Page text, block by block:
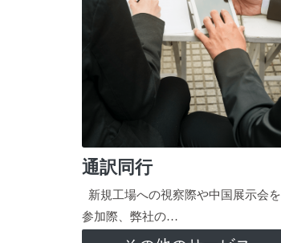
通訳同行
新規工場への視察際や中国展示会を
参加際、弊社の…